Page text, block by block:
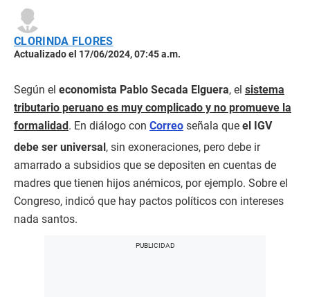
CLORINDA FLORES
Actualizado el 17/06/2024, 07:45 a.m.
Según el economista Pablo Secada Elguera, el sistema
tributario peruano es muy complicado y no promueve la
formalidad. En diálogo con Correo señala que el IGV
debe ser universal, sin exoneraciones, pero debe ir
amarrado a subsidios que se depositen en cuentas de
madres que tienen hijos anémicos, por ejemplo. Sobre el
Congreso, indicó que hay pactos políticos con intereses
nada santos.